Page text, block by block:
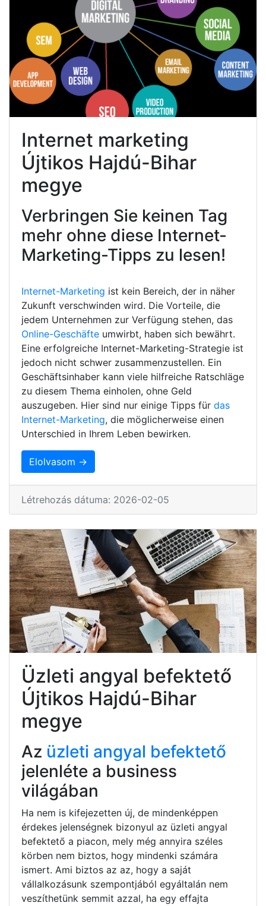
Internet marketing
Újtikos Hajdú-Bihar
megye
Verbringen Sie keinen Tag
mehr ohne diese Internet-
Marketing-Tipps zu lesen!
Internet-Marketing ist kein Bereich, der in näher
Zukunft verschwinden wird. Die Vorteile, die
jedem Unternehmen zur Verfügung stehen, das
Online-Geschäfte umwirbt, haben sich bewährt.
Eine erfolgreiche Internet-Marketing-Strategie ist
jedoch nicht schwer zusammenzustellen. Ein
Geschäftsinhaber kann viele hilfreiche Ratschläge
zu diesem Thema einholen, ohne Geld
auszugeben. Hier sind nur einige Tipps für das
Internet-Marketing, die möglicherweise einen
Unterschied in Ihrem Leben bewirken.
Elolvasom →
Létrehozás dátuma: 2026-02-05
Üzleti angyal befektető
Újtikos Hajdú-Bihar
megye
Az üzleti angyal befektető
jelenléte a business
világában
Ha nem is kifejezetten új, de mindenképpen
érdekes jelenségnek bizonyul az üzleti angyal
befektető a piacon, mely még annyira széles
körben nem biztos, hogy mindenki számára
ismert. Ami biztos az az, hogy a saját
vállalkozásunk szempontjából egyáltalán nem
veszíthetünk semmit azzal, ha egy effajta